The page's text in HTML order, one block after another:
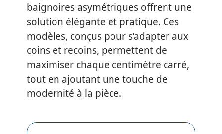
baignoires asymétriques offrent une
solution élégante et pratique. Ces
modèles, conçus pour s’adapter aux
coins et recoins, permettent de
maximiser chaque centimètre carré,
tout en ajoutant une touche de
modernité à la pièce.